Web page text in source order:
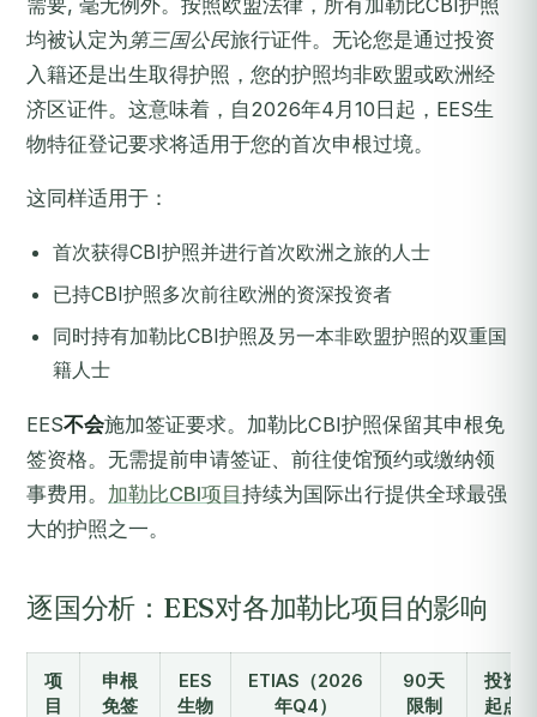
需要, 毫无例外。按照欧盟法律，所有加勒比CBI护照
均被认定为第三国公民旅行证件。无论您是通过投资
入籍还是出生取得护照，您的护照均非欧盟或欧洲经
济区证件。这意味着，自2026年4月10日起，EES生
物特征登记要求将适用于您的首次申根过境。
这同样适用于：
首次获得CBI护照并进行首次欧洲之旅的人士
已持CBI护照多次前往欧洲的资深投资者
同时持有加勒比CBI护照及另一本非欧盟护照的双重国
籍人士
EES不会施加签证要求。加勒比CBI护照保留其申根免
签资格。无需提前申请签证、前往使馆预约或缴纳领
事费用。 加勒比CBI项目 持续为国际出行提供全球最强
大的护照之一。
逐国分析：EES对各加勒比项目的影响
项
目
申根
免签
EES
生物
ETIAS（2026
年Q4）
90天
限制
投资
起点